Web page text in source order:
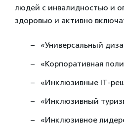
людей с инвалидностью и
здоровью и активно
«Универсальный
«Корпоративная
«Инклюзивные IT-
«Инклюзивный
«Инклюзивное